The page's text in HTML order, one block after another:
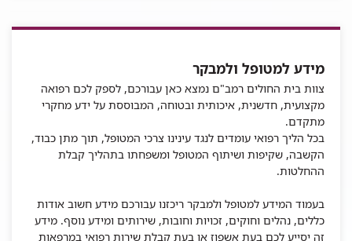
מידע למטופל ולמבקר
צוות בית החולים רמב"ם נמצא כאן עבורכם, לספק לכם רפואה
מקצועית, חדשנית, איכותית ובטוחה, המבוססת על ידע מחקרי
מתקדם.
בכל הליך רפואי עומדים לנגד עינינו צרכי המטופל, תוך מתן כבוד,
הקשבה, שקיפות ושיתוף המטופל ומשפחתו בתהליך קבלת
ההחלטות.
בעמוד המידע למטופל ולמבקר ריכזנו עבורכם מידע חשוב אודות
כללים, נהלים וחוקים, זכויות וחובות, שירותים ומידע נוסף. מידע
זה יסייע לכם בעת אשפוז או בעת קבלת שירות רפואי במרפאות